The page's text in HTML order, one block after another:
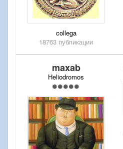
collega
18763 публикации
maxab
Heliodromos